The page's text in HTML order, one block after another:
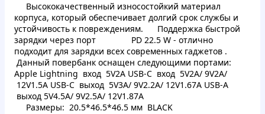
Высококачественный износостойкий материал
корпуса, который обеспечивает долгий срок службы и
устойчивость к повреждениям.
Поддержка быстрой
зарядки через порт PD 22.5 W - отлично
подходит для зарядки всех современных гаджетов .
Данный повербанк оснащен следующими портами:
Apple Lightning вход 5V2A USB-C вход 5V2A/ 9V2A/
12V1.5A USB-C выход 5V3A/ 9V2.2A/ 12V1.67A USB-A
выход 5V4.5A/ 9V2.5A/ 12V1.87A
Размеры: 20.5*46.5*46.5 мм BLACK